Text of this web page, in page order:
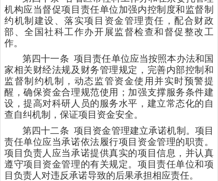
机构应当督促项目责任单位加强内控制度和监督制
约机制建设、落实项目资金管理责任，配合财政
部、全国社科工作办开展监督检查和督促整改工
作。
第四十一条 项目责任单位应当按照本办法和国
家相关财经法规及财务管理规定，完善内部控制和
监督制约机制，动态监管资金使用并实时预警提
醒，确保资金合理规范使用；加强支撑服务条件建
设，提高对科研人员的服务水平，建立常态化的自
查自纠机制，保证项目资金安全。
第四十二条 项目资金管理建立承诺机制。项目
责任单位应当承诺依法履行项目资金管理的职责。
项目负责人应当承诺提供真实的项目信息，并认真
遵守项目资金管理的有关规定。项目责任单位和项
目负责人对违反承诺导致的后果承担相应责任。